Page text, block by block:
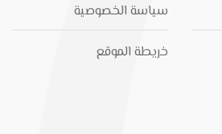
سياسة الخصوصية
خريطة الموقع